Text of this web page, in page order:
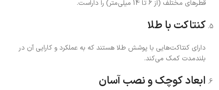
قطرهای مختلف (از 6 تا 14 میلی‌متر) را داراست.
کنتاکت با طلا
دارای کنتاکت‌هایی با پوشش طلا هستند که به عملکرد و کارایی آن در
بلندمدت کمک می‌کند.
ابعاد کوچک و نصب آسان